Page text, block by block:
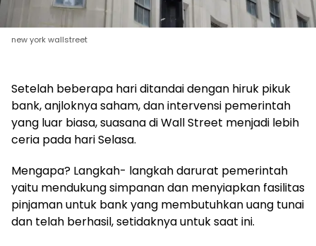
new york wallstreet
Setelah beberapa hari ditandai dengan hiruk pikuk
bank, anjloknya saham, dan intervensi pemerintah
yang luar biasa, suasana di Wall Street menjadi lebih
ceria pada hari Selasa.
Mengapa? Langkah- langkah darurat pemerintah
yaitu mendukung simpanan dan menyiapkan fasilitas
pinjaman untuk bank yang membutuhkan uang tunai
dan telah berhasil, setidaknya untuk saat ini.